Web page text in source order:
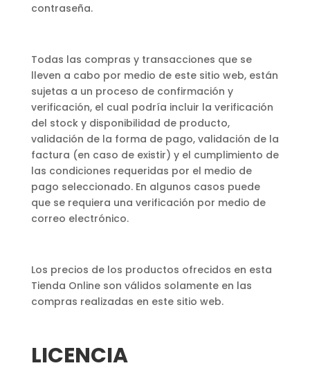
contraseña.
Todas las compras y transacciones que se
lleven a cabo por medio de este sitio web, están
sujetas a un proceso de confirmación y
verificación, el cual podría incluir la verificación
del stock y disponibilidad de producto,
validación de la forma de pago, validación de la
factura (en caso de existir) y el cumplimiento de
las condiciones requeridas por el medio de
pago seleccionado. En algunos casos puede
que se requiera una verificación por medio de
correo electrónico.
Los precios de los productos ofrecidos en esta
Tienda Online son válidos solamente en las
compras realizadas en este sitio web.
LICENCIA